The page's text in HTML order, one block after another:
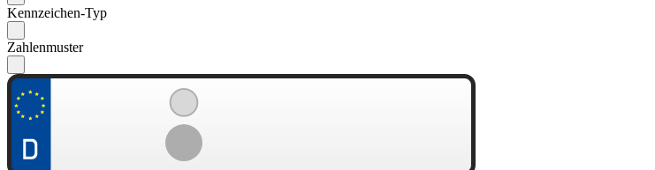
Kennzeichen-Typ
Zahlenmuster